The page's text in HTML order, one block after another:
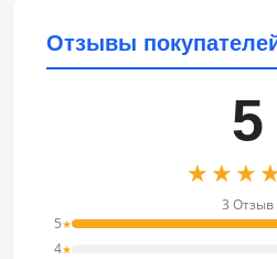
Отзывы
5
3 Отзыв
5★
4★